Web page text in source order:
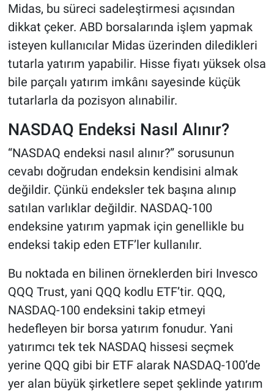
Midas, bu süreci sadeleştirmesi açısından
dikkat çeker. ABD borsalarında işlem yapmak
isteyen kullanıcılar Midas üzerinden diledikleri
tutarla yatırım yapabilir. Hisse fiyatı yüksek olsa
bile parçalı yatırım imkânı sayesinde küçük
tutarlarla da pozisyon alınabilir.
NASDAQ Endeksi Nasıl Alınır?
“NASDAQ endeksi nasıl alınır?” sorusunun
cevabı doğrudan endeksin kendisini almak
değildir. Çünkü endeksler tek başına alınıp
satılan varlıklar değildir. NASDAQ-100
endeksine yatırım yapmak için genellikle bu
endeksi takip eden ETF’ler kullanılır.
Bu noktada en bilinen örneklerden biri Invesco
QQQ Trust, yani QQQ kodlu ETF’tir. QQQ,
NASDAQ-100 endeksini takip etmeyi
hedefleyen bir borsa yatırım fonudur. Yani
yatırımcı tek tek NASDAQ hissesi seçmek
yerine QQQ gibi bir ETF alarak NASDAQ-100’de
yer alan büyük şirketlere sepet şeklinde yatırım